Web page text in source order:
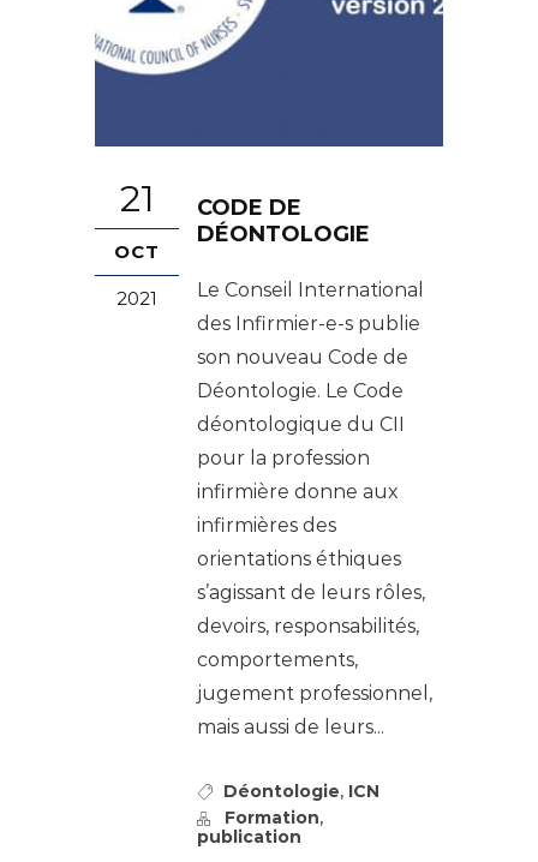
21
OCT
2021
CODE DE
DÉONTOLOGIE
Le Conseil International
des Infirmier-e-s publie
son nouveau Code de
Déontologie. Le Code
déontologique du CII
pour la profession
infirmière donne aux
infirmières des
orientations éthiques
s’agissant de leurs rôles,
devoirs, responsabilités,
comportements,
jugement professionnel,
mais aussi de leurs...
Déontologie, ICN
Formation,
publication